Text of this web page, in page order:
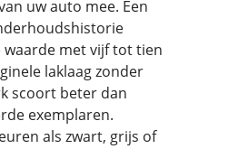
uw auto mee. Een
met vijf tot tien
laklaag zonder
scoort beter dan
exemplaren.
als zwart, grijs of